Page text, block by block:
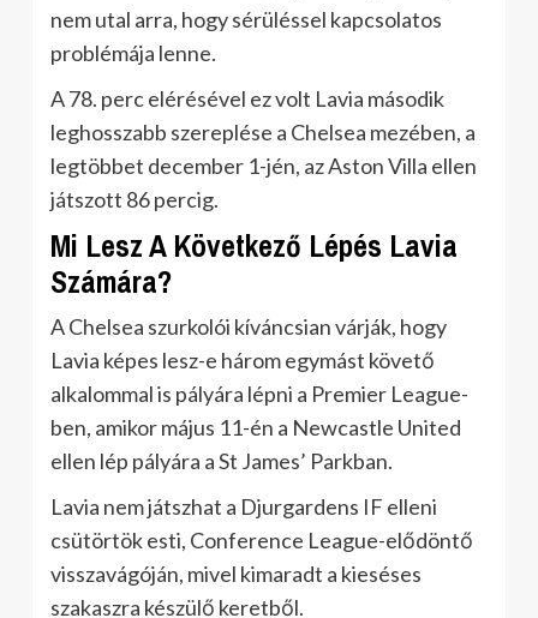
nem utal arra, hogy sérüléssel kapcsolatos
problémája lenne.
A 78. perc elérésével ez volt Lavia második
leghosszabb szereplése a Chelsea mezében, a
legtöbbet december 1-jén, az Aston Villa ellen
játszott 86 percig.
Mi Lesz A Következő Lépés Lavia
Számára?
A Chelsea szurkolói kíváncsian várják, hogy
Lavia képes lesz-e három egymást követő
alkalommal is pályára lépni a Premier League-
ben, amikor május 11-én a Newcastle United
ellen lép pályára a St James’ Parkban.
Lavia nem játszhat a Djurgardens IF elleni
csütörtök esti, Conference League-elődöntő
visszavágóján, mivel kimaradt a kieséses
szakaszra készülő keretből.